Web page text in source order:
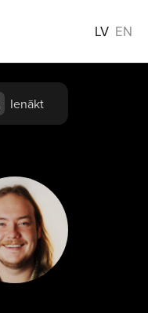
LV EN
Ienākt